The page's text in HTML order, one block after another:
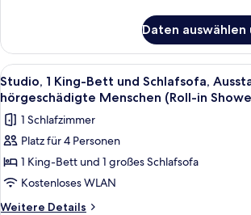
hörgeschädigte
Menschen
(Accessible
Bathtub)
anzeigen
1 King-
Bett
und
Schlafsofa,
Ausstattung
für
hörgeschädigte
(Accessible
Bathtub)
Daten auswählen
Alle
Fotos
für
Studio,
1 King-
Bett
und
Schlafsofa,
Ein
6
Studio, 1 King-Bett und Schlafsofa,
hörgeschädigte Menschen (Roll-in
1 Schlafzimmer
Platz für 4 Personen
1 King-Bett und 1 großes Schlafsofa
Kostenloses WLAN
Weitere Details
Weitere